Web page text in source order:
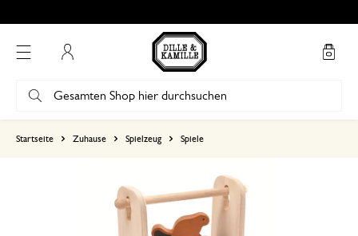
Startseite Zuhause Spielzeug Spiele